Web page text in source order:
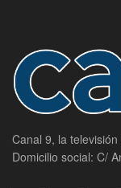
Canal 9, la televisión
Domicilio social: C/